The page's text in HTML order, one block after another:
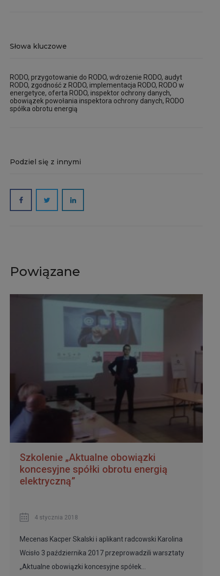
Słowa kluczowe
RODO, przygotowanie do RODO, wdrożenie RODO, audyt
RODO, zgodność z RODO, implementacja RODO, RODO w
energetyce, oferta RODO, inspektor ochrony danych,
obowiązek powołania inspektora ochrony danych, RODO
spółka obrotu energią
Podziel się z innymi
Powiązane
Szkolenie „Aktualne obowiązki
koncesyjne spółki obrotu energią
elektryczną”
4 stycznia 2018
Mecenas Kacper Skalski i aplikant radcowski Karolina
Wcisło 3 października 2017 przeprowadzili warsztaty
„Aktualne obowiązki koncesyjne spółek…